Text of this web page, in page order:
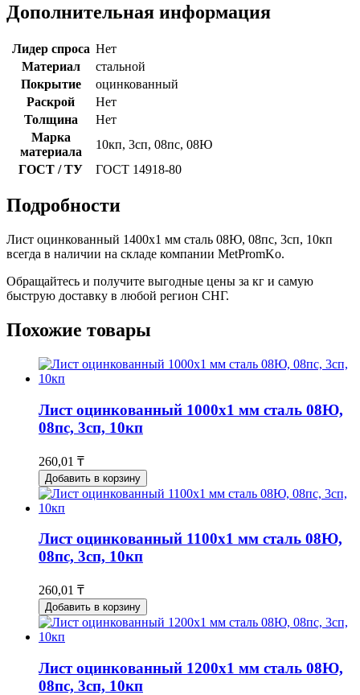
Дополнительная информация
Лидер спроса Нет
Материал
стальной
Покрытие
оцинкованный
Раскрой
Нет
Толщина
Нет
Марка
материала
10кп, 3сп, 08пс, 08Ю
ГОСТ / ТУ
ГОСТ 14918-80
Подробности
Лист оцинкованный 1400x1 мм сталь 08Ю, 08пс, 3сп, 10кп
всегда в наличии на складе компании MetPromKo.
Обращайтесь и получите выгодные цены за кг и самую
быструю доставку в любой регион СНГ.
Похожие товары
Лист оцинкованный 1000x1 мм сталь 08Ю,
08пс, 3сп, 10кп
260,01 ₸
Добавить в корзину
Лист оцинкованный 1100x1 мм сталь 08Ю,
08пс, 3сп, 10кп
260,01 ₸
Добавить в корзину
Лист оцинкованный 1200x1 мм сталь 08Ю,
08пс, 3сп, 10кп